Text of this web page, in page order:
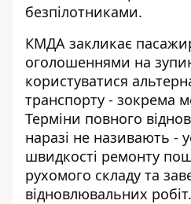
безпілотниками.
КМДА закликає
оголошеннями на
користуватися
транспорту - зокрема
Терміни повного
наразі не називають -
швидкості ремонту
рухомого складу та
відновлювальних робіт.